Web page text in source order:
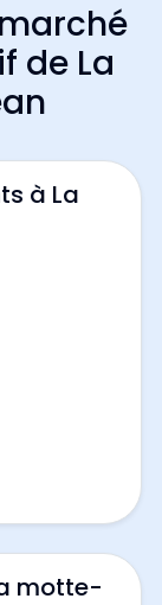
de La
à La
motte-